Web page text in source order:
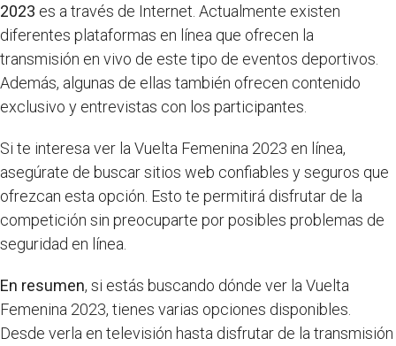
2023 es a través de Internet. Actualmente existen
diferentes plataformas en línea que ofrecen la
transmisión en vivo de este tipo de eventos deportivos.
Además, algunas de ellas también ofrecen contenido
exclusivo y entrevistas con los participantes.
Si te interesa ver la Vuelta Femenina 2023 en línea,
asegúrate de buscar sitios web confiables y seguros que
ofrezcan esta opción. Esto te permitirá disfrutar de la
competición sin preocuparte por posibles problemas de
seguridad en línea.
En resumen, si estás buscando dónde ver la Vuelta
Femenina 2023, tienes varias opciones disponibles.
Desde verla en televisión hasta disfrutar de la transmisión